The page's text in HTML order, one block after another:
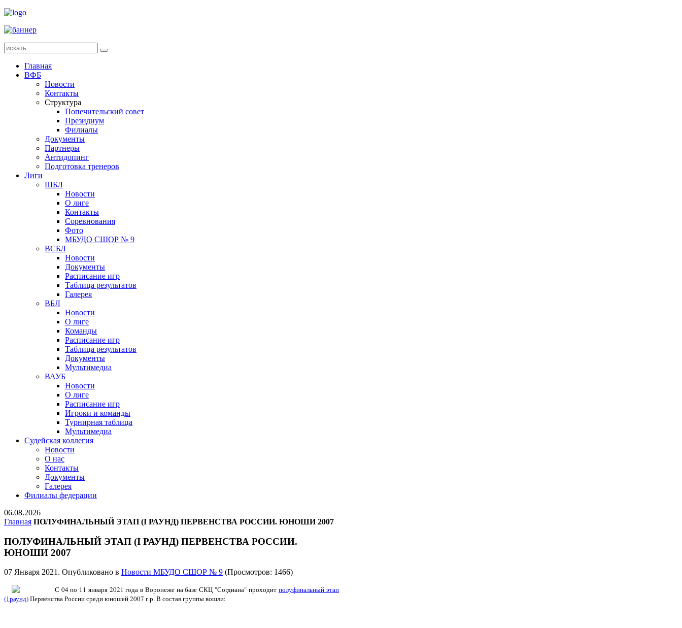
Главная
ВФБ
Новости
Контакты
Структура
Попечительский совет
Президиум
Филиалы
Документы
Партнеры
Антидопинг
Подготовка тренеров
Лиги
ШБЛ
Новости
О лиге
Контакты
Соревнования
Фото
МБУДО СШОР № 9
ВСБЛ
Новости
Документы
Расписание игр
Таблица результатов
Галерея
ВБЛ
Новости
О лиге
Команды
Расписание игр
Таблица результатов
Документы
Мультимедиа
ВАУБ
Новости
О лиге
Расписание игр
Игроки и команды
Турнирная таблица
Мультимедиа
Судейская коллегия
Новости
О нас
Контакты
Документы
Галерея
Филиалы федерации
06.08.2026
Главная ПОЛУФИНАЛЬНЫЙ ЭТАП (I РАУНД) ПЕРВЕНСТВА РОССИИ. ЮНОШИ 2007
ПОЛУФИНАЛЬНЫЙ ЭТАП (I РАУНД) ПЕРВЕНСТВА РОССИИ.
ЮНОШИ 2007
07 Января 2021. Опубликовано в Новости МБУДО СШОР № 9 (Просмотров: 1466)
С 04 по 11 января 2021 года в Воронеже на базе СКЦ "Согдиана" проходитполуфинальный этап
(1раунд)Первенства России среди юношей 2007 г.р. В состав группы вошли: